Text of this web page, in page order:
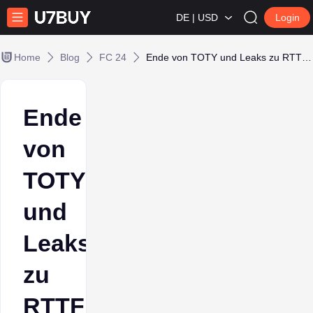
DE | USD Login
Home Blog FC 24
Ende
von
TOTY
und
Leaks
zu
RTTF